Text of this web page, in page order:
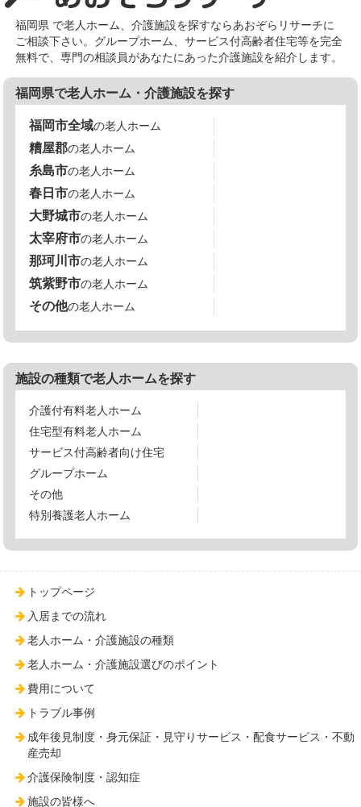
福岡県 で老人ホーム、介護施設を探すならあおぞらリサーチに
ご相談下さい。グループホーム、サービス付高齢者住宅等を完全
無料で、専門の相談員があなたにあった介護施設を紹介します。
福岡県で老人ホーム・介護施設を探す
福岡市全域の老人ホーム
糟屋郡の老人ホーム
糸島市の老人ホーム
春日市の老人ホーム
大野城市の老人ホーム
太宰府市の老人ホーム
那珂川市の老人ホーム
筑紫野市の老人ホーム
その他の老人ホーム
施設の種類で老人ホームを探す
介護付有料老人ホーム
住宅型有料老人ホーム
サービス付高齢者向け住宅
グループホーム
その他
特別養護老人ホーム
トップページ
入居までの流れ
老人ホーム・介護施設の種類
老人ホーム・介護施設選びのポイント
費用について
トラブル事例
成年後見制度・身元保証・見守りサービス・配食サービス・不動
産売却
介護保険制度・認知症
施設の皆様へ